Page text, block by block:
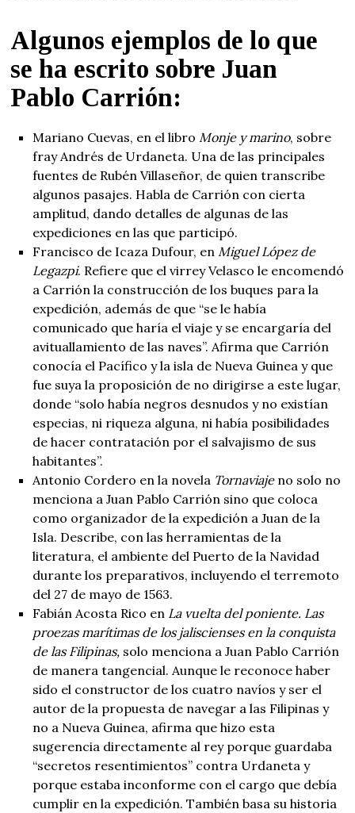
Algunos ejemplos de lo que
se ha escrito sobre Juan
Pablo Carrión:
Mariano Cuevas, en el libro Monje y marino, sobre
fray Andrés de Urdaneta. Una de las principales
fuentes de Rubén Villaseñor, de quien transcribe
algunos pasajes. Habla de Carrión con cierta
amplitud, dando detalles de algunas de las
expediciones en las que participó.
Francisco de Icaza Dufour, en Miguel López de
Legazpi. Refiere que el virrey Velasco le encomendó
a Carrión la construcción de los buques para la
expedición, además de que “se le había
comunicado que haría el viaje y se encargaría del
avituallamiento de las naves”. Afirma que Carrión
conocía el Pacífico y la isla de Nueva Guinea y que
fue suya la proposición de no dirigirse a este lugar,
donde “solo había negros desnudos y no existían
especias, ni riqueza alguna, ni había posibilidades
de hacer contratación por el salvajismo de sus
habitantes”.
Antonio Cordero en la novela Tornaviajeno solo no
menciona a Juan Pablo Carrión sino que coloca
como organizador de la expedición a Juan de la
Isla. Describe, con las herramientas de la
literatura, el ambiente del Puerto de la Navidad
durante los preparativos, incluyendo el terremoto
del 27 de mayo de 1563.
Fabián Acosta Rico en La vuelta del poniente. Las
proezas marítimas de los jaliscienses en la conquista
de las Filipinas, solo menciona a Juan Pablo Carrión
de manera tangencial. Aunque le reconoce haber
sido el constructor de los cuatro navíos y ser el
autor de la propuesta de navegar a las Filipinas y
no a Nueva Guinea, afirma que hizo esta
sugerencia directamente al rey porque guardaba
“secretos resentimientos” contra Urdaneta y
porque estaba inconforme con el cargo que debía
cumplir en la expedición. También basa su historia